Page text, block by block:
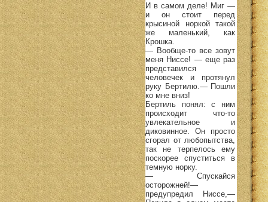
И в самом деле! Миг —
и он стоит перед
крысиной норкой такой
же маленький, как
Крошка.
— Вообще-то все зовут
меня Ниссе! — еще раз
представился
человечек и протянул
руку Бертилю.— Пошли
ко мне вниз!
Бертиль понял: с ним
происходит что-то
увлекательное и
диковинное. Он просто
сгорал от любопытства,
так не терпелось ему
поскорее спуститься в
темную норку.
— Спускайся
осторожней!—
предупредил Ниссе,—